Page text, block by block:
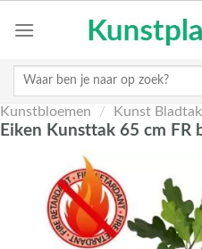
Zoeken
Kunstbloemen / Kunst
Eiken Kunsttak 65 cm FR